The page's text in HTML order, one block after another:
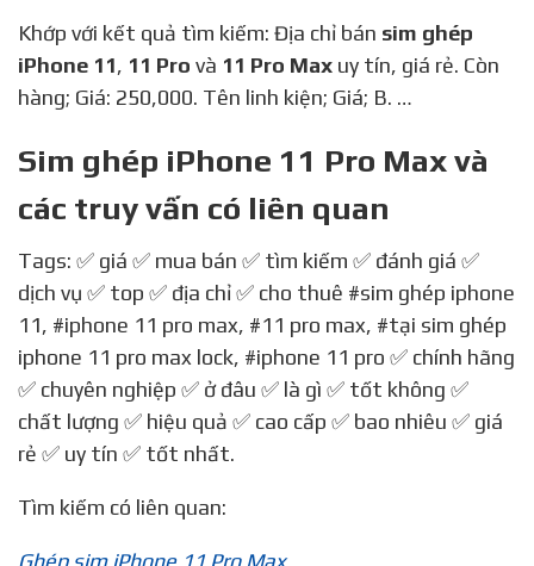
Khớp với kết quả tìm kiếm: Địa chỉ bán sim ghép
iPhone 11, 11 Pro và 11 Pro Max uy tín, giá rẻ. Còn
hàng; Giá: 250,000. Tên linh kiện; Giá; B. …
Sim ghép iPhone 11 Pro Max và
các truy vấn có liên quan
Tags: ✅ giá ✅ mua bán ✅ tìm kiếm ✅ đánh giá ✅
dịch vụ ✅ top ✅ địa chỉ ✅ cho thuê #sim ghép iphone
11, #iphone 11 pro max, #11 pro max, #tại sim ghép
iphone 11 pro max lock, #iphone 11 pro ✅ chính hãng
✅ chuyên nghiệp ✅ ở đâu ✅ là gì ✅ tốt không ✅
chất lượng ✅ hiệu quả ✅ cao cấp ✅ bao nhiêu ✅ giá
rẻ ✅ uy tín ✅ tốt nhất.
Tìm kiếm có liên quan:
Ghép sim iPhone 11 Pro Max